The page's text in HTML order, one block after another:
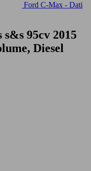
Ford C-Max - Dati
s&s 95cv 2015
Diesel